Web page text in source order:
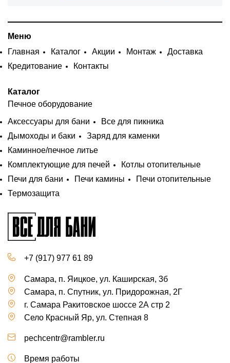
Меню
Главная
Каталог Акции Монтаж
Доставка
Кредитование
Контакты
Каталог
Печное оборудование
Аксессуары для бани
Все для пикника
Дымоходы и баки
Заряд для каменки
Каминное/печное литье
Комплектующие для печей
Котлы отопительные
Печи для бани
Печи камины
Печи отопительные
Термозащита
+7 (917) 977 61 89
Самара, п. Яицкое, ул. Каширская, 3б
Самара, п. Спутник, ул. Придорожная, 2Г
г. Самара Ракитовское шоссе 2А стр 2
Село Красный Яр, ул. Степная 8
pechcentr@rambler.ru
Время работы